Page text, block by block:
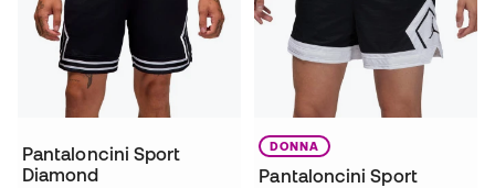
Pantaloncini Sport
Diamond
DONNA
Pantaloncini Sport